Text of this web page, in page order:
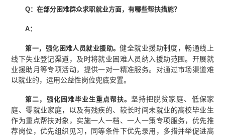
Q：在部分困难群众求职就业方面，有哪些帮扶措施？
A：
第一，强化困难人员就业援助。健全就业援助制度，畅通线上
线下失业登记渠道，及时将就业困难人员纳入援助范围。开展就
业援助月等专项活动，提供一对一精准服务。对通过市场渠道难
以就业的，运用公益性岗位兜底安置。
第二，强化困难毕业生重点帮扶。 坚持把脱贫家庭、低保家
庭、零就业家庭，以及有残疾的、较长时间未就业的高校毕业生
作为重点帮扶对象，实施一人一档、一人一策专项服务，优先推
荐岗位，优先组织见习，同等条件下优先录用，多措并举促进高